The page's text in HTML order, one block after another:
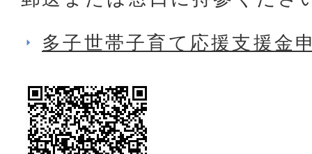
多子世帯子育て応援支援金